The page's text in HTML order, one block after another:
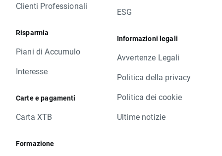
Clienti Professionali
Risparmia
Piani di Accumulo
Interesse
Carte e pagamenti
Carta XTB
Formazione
ESG
Informazioni legali
Avvertenze Legali
Politica della privacy
Politica dei cookie
Ultime notizie